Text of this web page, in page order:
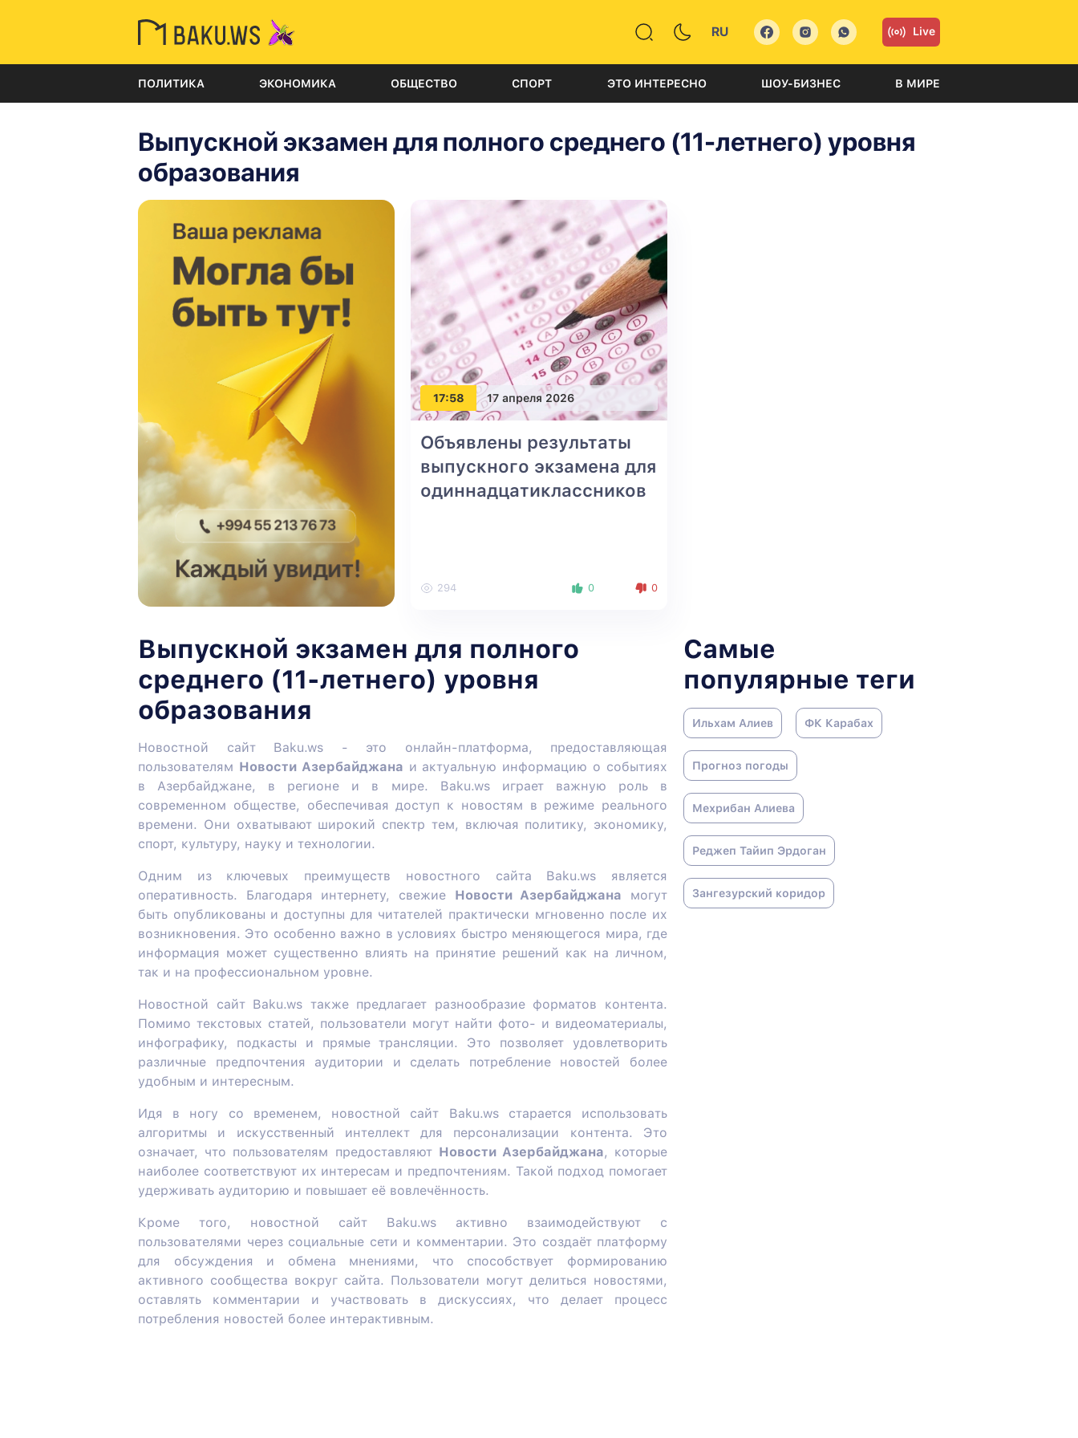
RU Live
ПОЛИТИКА ЭКОНОМИКА ОБЩЕСТВО СПОРТ ЭТО ИНТЕРЕСНО ШОУ-БИЗНЕС В МИРЕ
Выпускной экзамен для полного среднего (11-летнего) уровня
образования
17:58 17 апреля 2026
Объявлены результаты
выпускного экзамена для
одиннадцатиклассников
294 0 0
Выпускной экзамен для полного
среднего (11-летнего) уровня
образования
Новостной сайт Baku.ws - это онлайн-платформа, предоставляющая
пользователям Новости Азербайджана и актуальную информацию о событиях
в Азербайджане, в регионе и в мире. Baku.ws играет важную роль в
современном обществе, обеспечивая доступ к новостям в режиме реального
времени. Они охватывают широкий спектр тем, включая политику, экономику,
спорт, культуру, науку и технологии.
Одним из ключевых преимуществ новостного сайта Baku.ws является
оперативность. Благодаря интернету, свежие Новости Азербайджана могут
быть опубликованы и доступны для читателей практически мгновенно после их
возникновения. Это особенно важно в условиях быстро меняющегося мира, где
информация может существенно влиять на принятие решений как на личном,
так и на профессиональном уровне.
Новостной сайт Baku.ws также предлагает разнообразие форматов контента.
Помимо текстовых статей, пользователи могут найти фото- и видеоматериалы,
инфографику, подкасты и прямые трансляции. Это позволяет удовлетворить
различные предпочтения аудитории и сделать потребление новостей более
удобным и интересным.
Идя в ногу со временем, новостной сайт Baku.ws старается использовать
алгоритмы и искусственный интеллект для персонализации контента. Это
означает, что пользователям предоставляют Новости Азербайджана, которые
наиболее соответствуют их интересам и предпочтениям. Такой подход помогает
удерживать аудиторию и повышает её вовлечённость.
Кроме того, новостной сайт Baku.ws активно взаимодействуют с
пользователями через социальные сети и комментарии. Это создаёт платформу
для обсуждения и обмена мнениями, что способствует формированию
активного сообщества вокруг сайта. Пользователи могут делиться новостями,
оставлять комментарии и участвовать в дискуссиях, что делает процесс
потребления новостей более интерактивным.
Самые
популярные теги
Ильхам Алиев ФК Карабах
Прогноз погоды
Мехрибан Алиева
Реджеп Тайип Эрдоган
Зангезурский коридор